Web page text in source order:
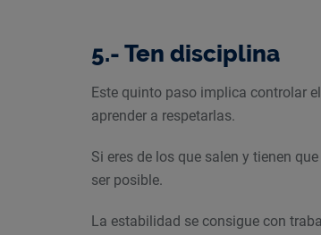
5.- Ten disciplina
Este quinto paso implica controlar
aprender a respetarlas.
Si eres de los que salen y tienen
ser posible.
La estabilidad se consigue con